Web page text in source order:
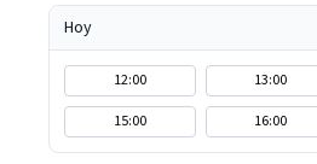
Hoy
12:00 13:00
15:00
16:00